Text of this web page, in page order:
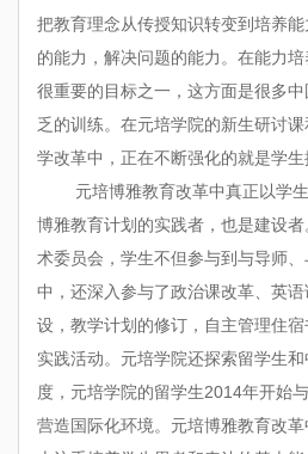
把教育理念从传授知识转变到培养
的能力，解决问题的能力。在能力
很重要的目标之一，这方面是很多
乏的训练。在元培学院的新生研讨
学改革中，正在不断强化的就是学生
元培博雅教育改革中真正以学
博雅教育计划的实践者，也是建设
术委员会，学生不但参与到与导师
中，还深入参与了政治课改革、英
设，教学计划的修订，自主管理住
实践活动。元培学院还探索留学生
度，元培学院的留学生2014年开始
营造国际化环境。元培博雅教育改